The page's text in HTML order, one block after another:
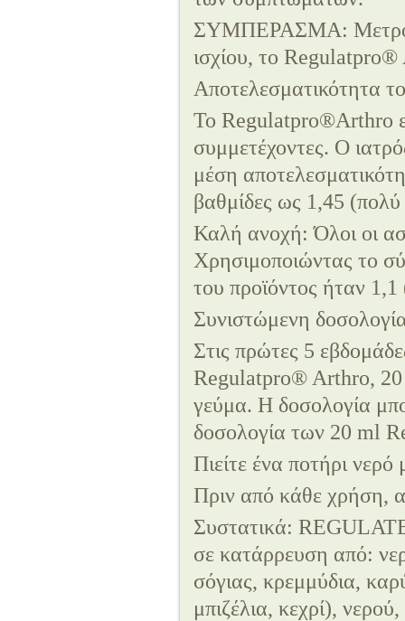
ΣΥΜΠΕΡΑΣΜΑ:
ισχίου, το
Αποτελεσματικότητα
Το Regulatpro®Arthro
συμμετέχοντες. Ο
μέση
βαθμίδες ως 1,45
Καλή ανοχή: Όλοι οι
Χρησιμοποιώντας το
του προϊόντος ήταν
Συνιστώμενη
Στις πρώτες 5
Regulatpro® Arthro, 20
γεύμα. Η δοσολογία
δοσολογία των 20 ml
Πιείτε ένα ποτήρι
Πριν από κάθε χρήση,
Συστατικά:
σε κατάρρευση από:
σόγιας, κρεμμύδια,
μπιζέλια, κεχρί),